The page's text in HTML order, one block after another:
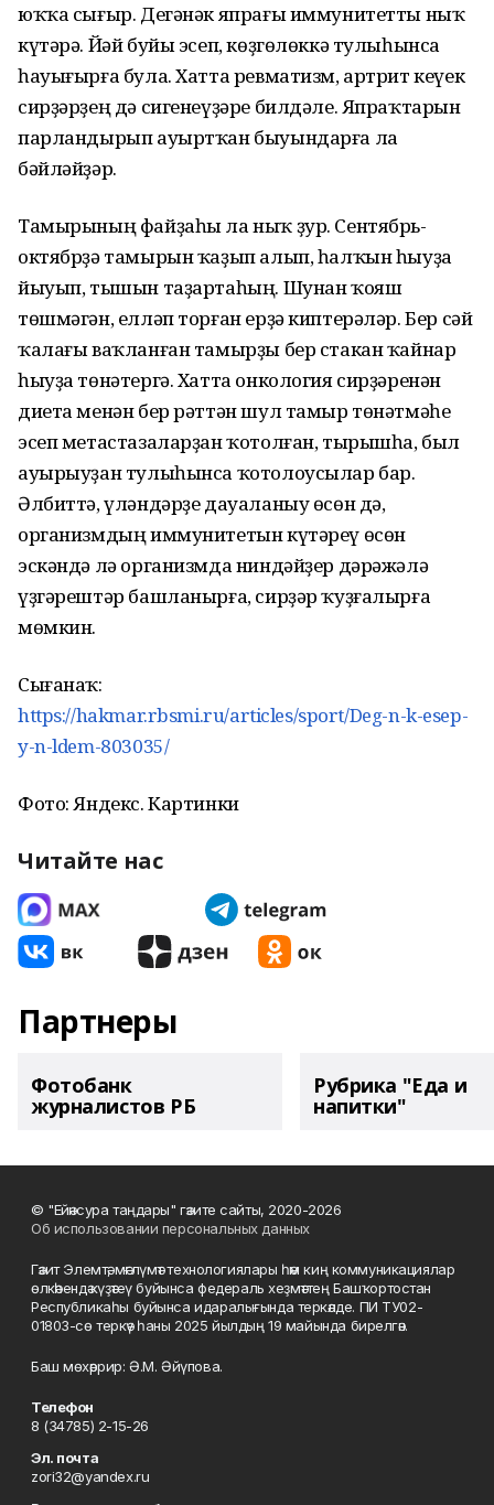
юҡҡа сығыр. Дегәнәк япрағы иммунитетты ныҡ
күтәрә. Йәй буйы эсеп, көҙгөлөккә тулыһынса
һауығырға була. Хатта ревматизм, артрит кеүек
сирҙәрҙең дә сигенеүҙәре билдәле. Япраҡтарын
парландырып ауыртҡан быуындарға ла
бәйләйҙәр.
Тамырының файҙаһы ла ныҡ ҙур. Сентябрь-
октябрҙә тамырын ҡаҙып алып, һалҡын һыуҙа
йыуып, тышын таҙартаһың. Шунан ҡояш
төшмәгән, елләп торған ерҙә киптерәләр. Бер сәй
ҡалағы ваҡланған тамырҙы бер стакан ҡайнар
һыуҙа төнәтергә. Хатта онкология сирҙәренән
диета менән бер рәттән шул тамыр төнәтмәһе
эсеп метастазаларҙан ҡотолған, тырышһа, был
ауырыуҙан тулыһынса ҡотолоусылар бар.
Әлбиттә, үләндәрҙе дауаланыу өсөн дә,
организмдың иммунитетын күтәреү өсөн
эскәндә лә организмда ниндәйҙер дәрәжәлә
үҙгәрештәр башланырға, сирҙәр ҡуҙғалырға
мөмкин.
Сығанаҡ:
https://hakmar.rbsmi.ru/articles/sport/Deg-n-k-esep-
y-n-ldem-803035/
Фото: Яндекс. Картинки
Читайте нас
Партнеры
Фотобанк
журналистов РБ
Рубрика "Еда и
напитки"
© "Ейәнсура таңдары" гәзите сайты, 2020-2026
Об использовании персональных данных
Гәзит Элемтә, мәғлүмәт технологиялары һәм киң коммуникациялар
өлкәһендә күҙәтеү буйынса федераль хеҙмәттең Башҡортостан
Республикаһы буйынса идаралығында теркәлде. ПИ ТУ02-
01803-сө теркәү һаны 2025 йылдың 19 майында бирелгән.
Баш мөхәррир: Ә.М. Әйүпова.
Телефон
8 (34785) 2-15-26
Эл. почта
zori32@yandex.ru